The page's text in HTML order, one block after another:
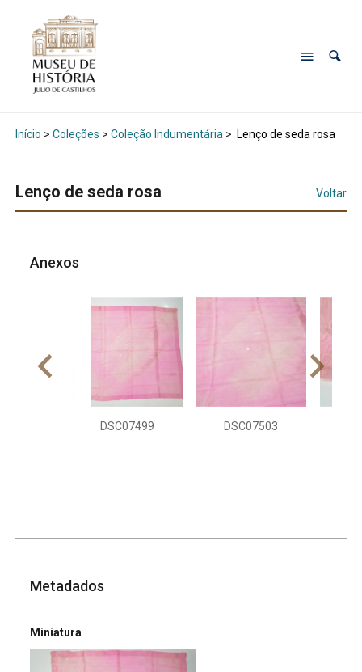
Início > Coleções > Coleção Indumentária > Lenço de seda rosa
Lenço de seda rosa Voltar
Anexos
DSC07499 DSC07503
Metadados
Miniatura